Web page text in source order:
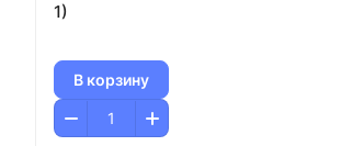
1)
В корзину